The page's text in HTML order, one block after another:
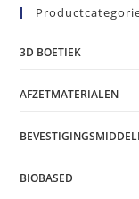
3D BOETIEK
AFZETMATERIALEN
BIOBASED